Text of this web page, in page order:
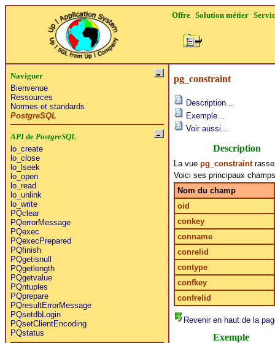
Offre Solution métier
Naviguer
Bienvenue
Ressources
Normes et standards
PostgreSQL
APIde PostgreSQL
lo_create
lo_close
lo_lseek
lo_open
lo_read
lo_unlink
lo_write
PQclear
PQerrorMessage
PQexec
PQexecPrepared
PQfinish
PQgetisnull
PQgetlength
PQgetvalue
PQntuples
PQprepare
PQresultErrorMessage
PQsetdbLogin
PQsetClientEncoding
PQstatus
pg_constraint
Description...
Exemple...
Voir aussi...
Description
La vue pg_constraint
Voici ses principaux
Nom du champ
oid
conkey
conname
conrelid
contype
confkey
confrelid
Revenir en haut de la
Exemple